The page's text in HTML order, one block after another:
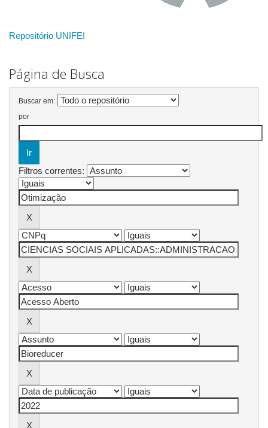
Repositório UNIFEI
Página de Busca
Buscar em:
por
Filtros correntes: